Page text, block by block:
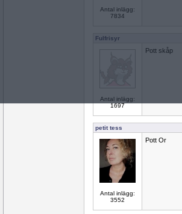
Antal inlägg:
7834
Fulfrisyr
Antal inlägg:
1697
Pott skåp
petit tess
Antal inlägg:
3552
Pott Or